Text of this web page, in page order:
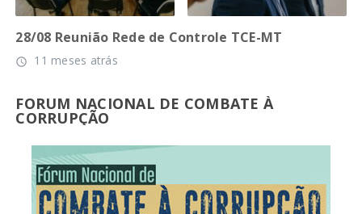
28/08 Reunião Rede de Controle TCE-MT
access_time 11 meses atrás
FORUM NACIONAL DE COMBATE À
CORRUPÇÃO